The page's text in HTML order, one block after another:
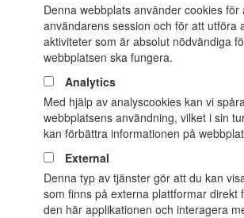
Denna webbplats använder cookies för
användarens session och för att utföra
aktiviteter som är absolut nödvändiga
webbplatsen ska fungera.
Analytics
Med hjälp av analyscookies kan vi spåra
webbplatsens användning, vilket i sin
kan förbättra informationen på
External
Denna typ av tjänster gör att du kan
som finns på externa plattformar direkt
den här applikationen och interagera